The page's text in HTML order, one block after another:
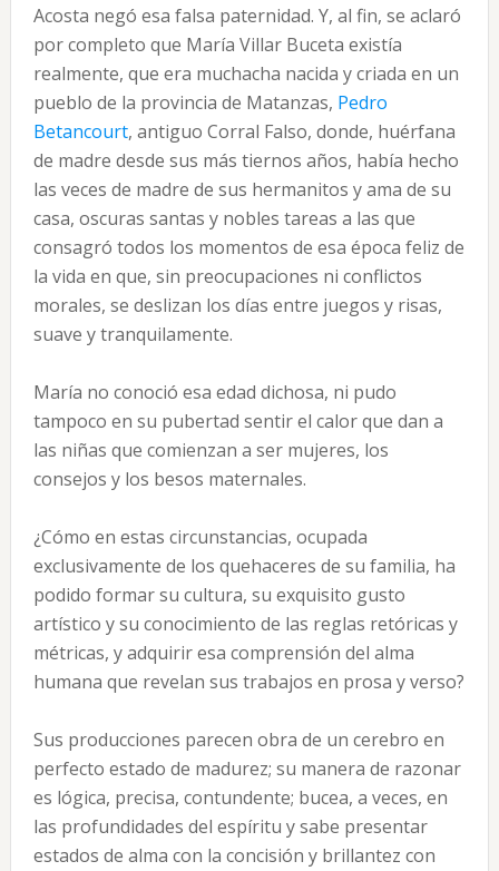
Acosta negó esa falsa paternidad. Y, al fin, se aclaró
por completo que María Villar Bu­ceta existía
realmente, que era muchacha nacida y criada en un
pueblo de la provincia de Matanzas, Pedro
Betancourt, antiguo Co­rral Falso, donde, huérfana
de madre desde sus más tiernos años, había hecho
las veces de madre de sus hermanitos y ama de su
casa, oscuras santas y nobles tareas a las que
consagró todos los momentos de esa época feliz de
la vida en que, sin preocupaciones ni conflictos
morales, se deslizan los días entre juegos y risas,
suave y tranquilamente.
María no conoció esa edad dichosa, ni pudo
tampoco en su pubertad sentir el calor que dan a
las niñas que comienzan a ser mujeres, los
consejos y los besos maternales.
¿Cómo en estas circunstancias, ocupada
exclusivamente de los quehaceres de su familia, ha
podido formar su cultura, su exquisito gusto
artístico y su conocimiento de las reglas retóricas y
métricas, y adquirir esa comprensión del alma
humana que revelan sus trabajos en prosa y verso?
Sus producciones parecen obra de un cerebro en
perfecto estado de madurez; su manera de razonar
es lógica, precisa, contundente; bucea, a veces, en
las profundidades del espíritu y sabe presentar
estados de alma con la concisión y brillantez con